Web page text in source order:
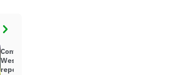
Convocação de volante no lugar de
Wesley na Seleção Brasileira
repercute: ‘Não vai’